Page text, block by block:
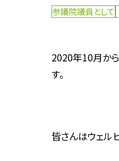
参議院議員として
2020年10月か
す。
皆さんはウェル